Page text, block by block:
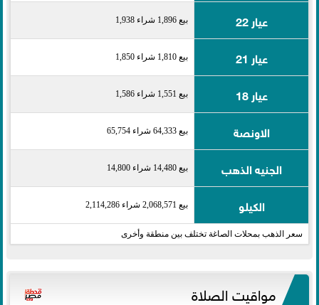
عيار 22 بيع 1,896 شراء 1,938
عيار 21 بيع 1,810 شراء 1,850
عيار 18 بيع 1,551 شراء 1,586
الاونصة بيع 64,333 شراء 65,754
الجنيه الذهب بيع 14,480 شراء 14,800
الكيلو بيع 2,068,571 شراء 2,114,286
سعر الذهب بمحلات الصاغة تختلف بين منطقة وأخرى
مواقيت الصلاة